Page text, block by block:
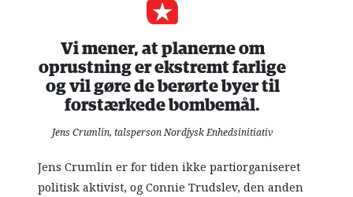
Vi mener, at planerne om
oprustning er ekstremt farlige
og vil gøre de berørte byer til
forstærkede bombemål.
Jens Crumlin, talsperson Nordjysk Enhedsinitiativ
Jens Crumlin er for tiden ikke partiorganiseret
politisk aktivist, og Connie Trudslev, den anden